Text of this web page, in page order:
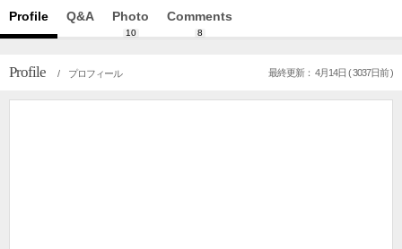
Profile Q&A Photo
10
Comments
8
Profile / プロフィール 最終更新： 4月14日 ( 3037日前 )